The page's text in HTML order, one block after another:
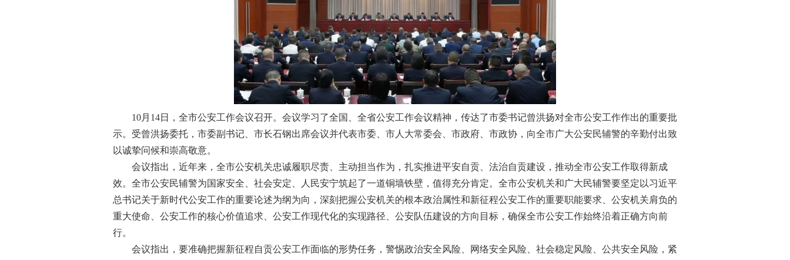
10月14日，全市公安工作会议召开。会议学习了全国、全省公安工作会议精神，传达了市委书记曾洪扬对全市公安工作作出的重要批
示。受曾洪扬委托，市委副书记、市长石钢出席会议并代表市委、市人大常委会、市政府、市政协，向全市广大公安民辅警的辛勤付出致
以诚挚问候和崇高敬意。
会议指出，近年来，全市公安机关忠诚履职尽责、主动担当作为，扎实推进平安自贡、法治自贡建设，推动全市公安工作取得新成
效。全市公安民辅警为国家安全、社会安定、人民安宁筑起了一道铜墙铁壁，值得充分肯定。全市公安机关和广大民辅警要坚定以习近平
总书记关于新时代公安工作的重要论述为纲为向，深刻把握公安机关的根本政治属性和新征程公安工作的重要职能要求、公安机关肩负的
重大使命、公安工作的核心价值追求、公安工作现代化的实现路径、公安队伍建设的方向目标，确保全市公安工作始终沿着正确方向前
行。
会议指出，要准确把握新征程自贡公安工作面临的形势任务，警惕政治安全风险、网络安全风险、社会稳定风险、公共安全风险，紧